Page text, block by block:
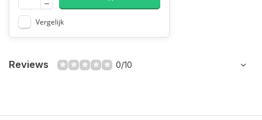
Vergelijk
Reviews 0/10